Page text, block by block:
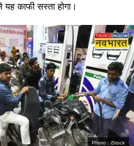
काफी सस्ता होगा।
Photo : iStock